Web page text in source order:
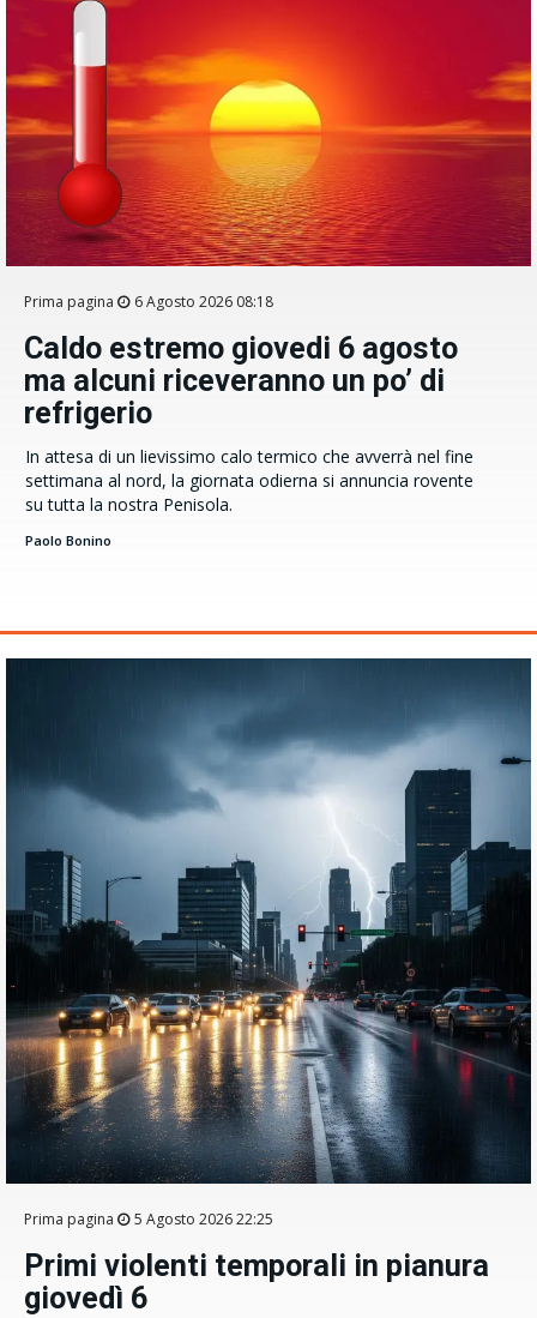
Prima pagina 6 Agosto 2026 08:18
Caldo estremo giovedi 6 agosto
ma alcuni riceveranno un po’ di
refrigerio
In attesa di un lievissimo calo termico che avverrà nel fine
settimana al nord, la giornata odierna si annuncia rovente
su tutta la nostra Penisola.
Paolo Bonino
Prima pagina 5 Agosto 2026 22:25
Primi violenti temporali in pianura
giovedì 6